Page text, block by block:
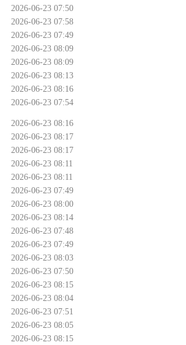
2026-06-23 07:50
2026-06-23 07:58
2026-06-23 07:49
2026-06-23 08:09
2026-06-23 08:09
2026-06-23 08:13
2026-06-23 08:16
2026-06-23 07:54
2026-06-23 08:16
2026-06-23 08:17
2026-06-23 08:17
2026-06-23 08:11
2026-06-23 08:11
2026-06-23 07:49
2026-06-23 08:00
2026-06-23 08:14
2026-06-23 07:48
2026-06-23 07:49
2026-06-23 08:03
2026-06-23 07:50
2026-06-23 08:15
2026-06-23 08:04
2026-06-23 07:51
2026-06-23 08:05
2026-06-23 08:15